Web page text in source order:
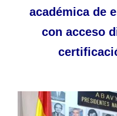
académica de
con acceso